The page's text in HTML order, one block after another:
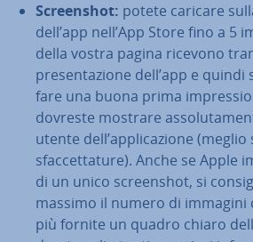
Screen­shot: potete caricare
dell’app nell’App Store fino a 5
della vostra pagina ricevono
pre­sen­ta­zio­ne dell’app e
fare una buona prima
dovreste mostrare
utente dell’ap­pli­ca­zio­ne (meglio
sfac­cet­ta­tu­re). Anche se Apple
di un unico screen­shot, si
massimo il numero di
più fornite un quadro chiaro